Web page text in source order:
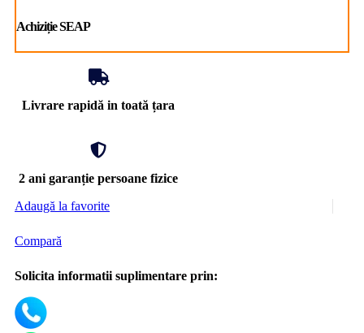
Achiziție SEAP
Livrare rapidă in toată țara
2 ani garanție persoane fizice
Adaugă la favorite
Compară
Solicita informatii suplimentare prin: